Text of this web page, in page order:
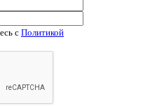
cПолитикой